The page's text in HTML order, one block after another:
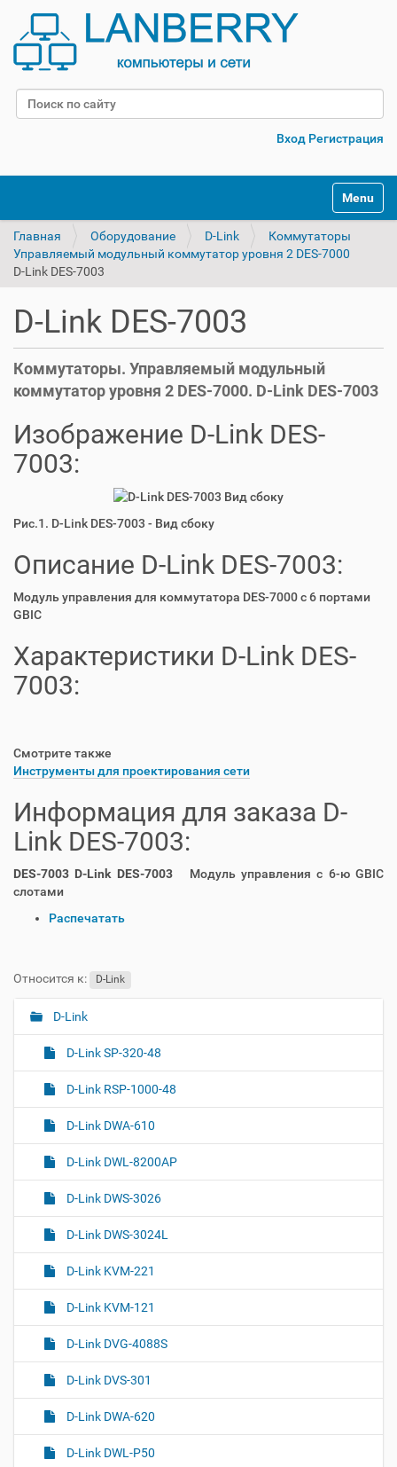
Поиск
Вход Регистрация
Главная Оборудование D-Link
Коммутаторы
Управляемый модульный коммутатор уровня 2 DES-7000
D-Link DES-7003
D-Link DES-7003
Коммутаторы. Управляемый модульный
коммутатор уровня 2 DES-7000. D-Link DES-7003
Изображение D-Link DES-
7003:
Рис.1. D-Link DES-7003 - Вид сбоку
Описание D-Link DES-7003:
Модуль управления для коммутатора DES-7000 с 6 портами
GBIC
Характеристики D-Link DES-
7003:
Смотрите также
Инструменты для проектирования сети
Информация для заказа D-
Link DES-7003:
DES-7003 D-Link DES-7003Модуль управления с 6-ю GBIC
слотами
р
к
м
н
о
Распечатать
Относится к: D-Link
Н
г
и
D-Link
D-Link SP-320-48
D-Link RSP-1000-48
D-Link DWA-610
D-Link DWL-8200AP
D-Link DWS-3026
D-Link DWS-3024L
D-Link KVM-221
D-Link KVM-121
D-Link DVG-4088S
D-Link DVS-301
D-Link DWA-620
D-Link DWL-P50